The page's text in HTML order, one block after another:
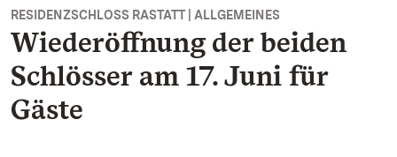
RESIDENZSCHLOSS RASTATT | ALLGEMEINES
Wiederöffnung der beiden
Schlösser am 17. Juni für
Gäste